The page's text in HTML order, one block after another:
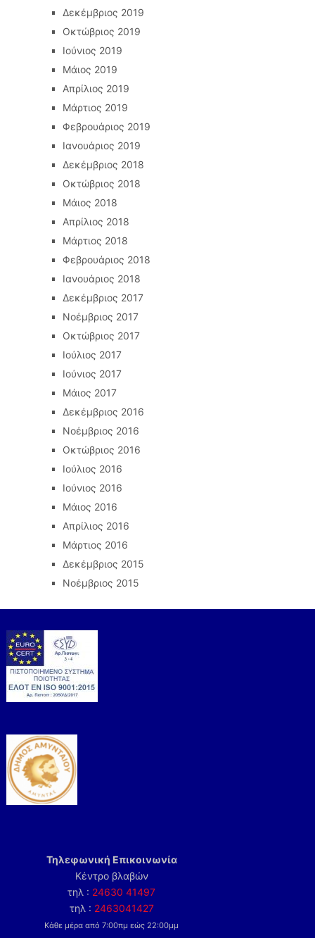
Δεκέμβριος 2019
Οκτώβριος 2019
Ιούνιος 2019
Μάιος 2019
Απρίλιος 2019
Μάρτιος 2019
Φεβρουάριος 2019
Ιανουάριος 2019
Δεκέμβριος 2018
Οκτώβριος 2018
Μάιος 2018
Απρίλιος 2018
Μάρτιος 2018
Φεβρουάριος 2018
Ιανουάριος 2018
Δεκέμβριος 2017
Νοέμβριος 2017
Οκτώβριος 2017
Ιούλιος 2017
Ιούνιος 2017
Μάιος 2017
Δεκέμβριος 2016
Νοέμβριος 2016
Οκτώβριος 2016
Ιούλιος 2016
Ιούνιος 2016
Μάιος 2016
Απρίλιος 2016
Μάρτιος 2016
Δεκέμβριος 2015
Νοέμβριος 2015
Τηλεφωνική Επικοινωνία
Κέντρο βλαβών
τηλ : 24630 41497
τηλ : 2463041427
Κάθε μέρα από 7:00πμ εώς 22:00μμ